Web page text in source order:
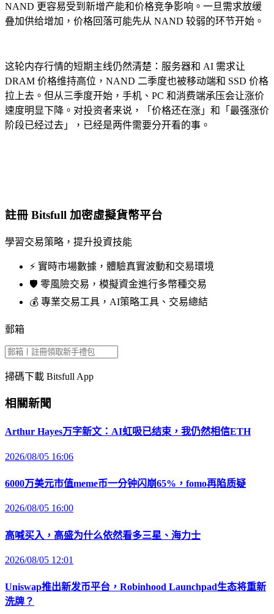
NAND 更容易受到新增产能和价格竞争影响。一旦需求放缓
叠加供给增加，价格回落可能先从 NAND 较弱的环节开始。
这轮内存行情的短期主线仍然清楚：服务器和 AI 需求让
DRAM 价格维持高位，NAND 二季度也被移动端和 SSD 价格
拉上去。但从三季度开始，手机、PC 和消费端承压会让涨价
速度明显下降。对投资者来说，「价格还在涨」和「最强涨价
阶段已经过去」，已经是两件需要分开看的事。
註冊 Bitsfull 加密虛擬貨幣平台
學習交易策略，提升投資技能
⚡️ 實時市場數據，體驗真實波動和交易環境
🛡️ 零風險交易，模擬資金進行多幣種交易
💰 專業交易工具，AI策略工具、交易總結
郵箱
掃碼下載 Bitsfull App
相關新聞
Arthur Hayes万字新文：AI虹吸已结束，我仍然相信ETH
2026/08/05 16:06
6000万美元市值meme币一分钟闪崩65%，fomo再陷质疑
2026/08/05 16:00
高喊买入，高盛为什么依然看多三星、海力士
2026/08/05 12:01
Uniswap推出新发币平台，Robinhood Launchpad生态将重新
洗牌？